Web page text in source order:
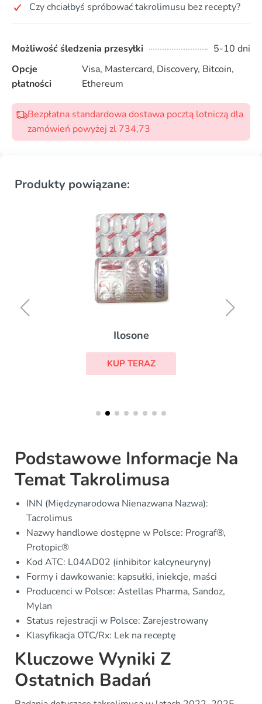
Czy chciałbyś spróbować takrolimusu bez recepty?
Możliwość śledzenia przesyłki
5-10 dni
Opcje
płatności
Visa, Mastercard, Discovery, Bitcoin,
Ethereum
Bezpłatna standardowa dostawa pocztą lotniczą dla
zamówień powyżej zl 734,73
Produkty powiązane:
Ilosone
KUP TERAZ
Podstawowe Informacje Na
Temat Takrolimusa
INN (Międzynarodowa Nienazwana Nazwa):
Tacrolimus
Nazwy handlowe dostępne w Polsce: Prograf®,
Protopic®
Kod ATC: L04AD02 (inhibitor kalcyneuryny)
Formy i dawkowanie: kapsułki, iniekcje, maści
Producenci w Polsce: Astellas Pharma, Sandoz,
Mylan
Status rejestracji w Polsce: Zarejestrowany
Klasyfikacja OTC/Rx: Lek na receptę
Kluczowe Wyniki Z
Ostatnich Badań